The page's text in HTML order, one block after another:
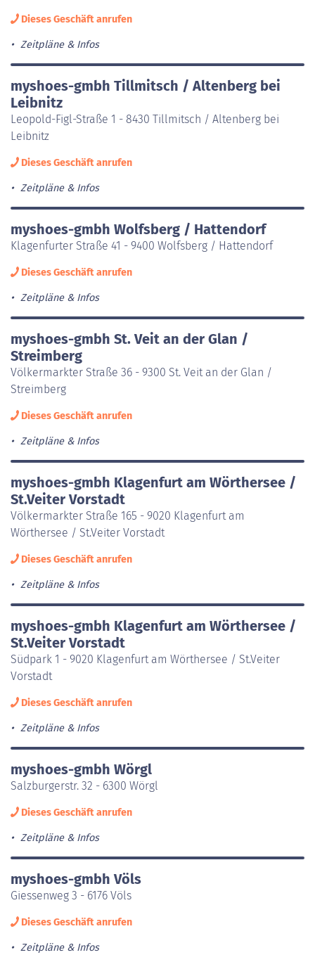
Dieses Geschäft anrufen
Zeitpläne & Infos
myshoes-gmbh Tillmitsch / Altenberg bei
Leibnitz
Leopold-Figl-Straße 1 - 8430 Tillmitsch / Altenberg bei
Leibnitz
Dieses Geschäft anrufen
Zeitpläne & Infos
myshoes-gmbh Wolfsberg / Hattendorf
Klagenfurter Straße 41 - 9400 Wolfsberg / Hattendorf
Dieses Geschäft anrufen
Zeitpläne & Infos
myshoes-gmbh St. Veit an der Glan /
Streimberg
Völkermarkter Straße 36 - 9300 St. Veit an der Glan /
Streimberg
Dieses Geschäft anrufen
Zeitpläne & Infos
myshoes-gmbh Klagenfurt am Wörthersee /
St.Veiter Vorstadt
Völkermarkter Straße 165 - 9020 Klagenfurt am
Wörthersee / St.Veiter Vorstadt
Dieses Geschäft anrufen
Zeitpläne & Infos
myshoes-gmbh Klagenfurt am Wörthersee /
St.Veiter Vorstadt
Südpark 1 - 9020 Klagenfurt am Wörthersee / St.Veiter
Vorstadt
Dieses Geschäft anrufen
Zeitpläne & Infos
myshoes-gmbh Wörgl
Salzburgerstr. 32 - 6300 Wörgl
Dieses Geschäft anrufen
Zeitpläne & Infos
myshoes-gmbh Völs
Giessenweg 3 - 6176 Völs
Dieses Geschäft anrufen
Zeitpläne & Infos